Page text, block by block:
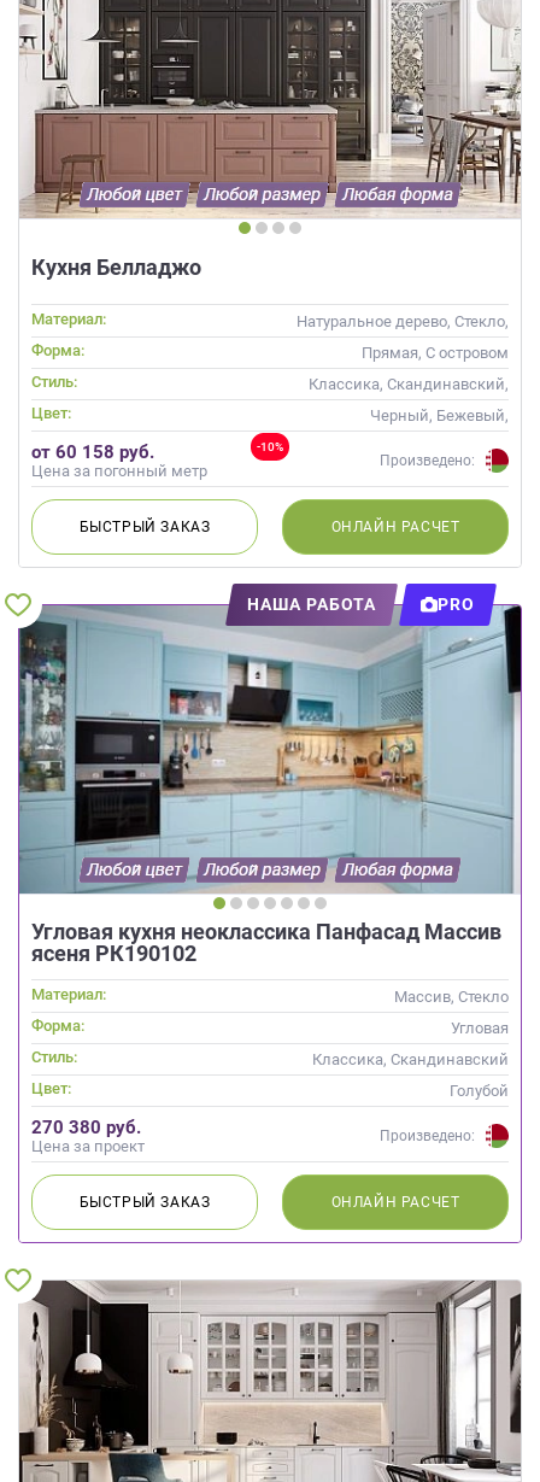
Кухня Белладжо
Материал:
Натуральное дерево, Стекло,
Массив
Форма:
Прямая, С островом
Стиль:
Классика, Скандинавский,
Неоклассика, Современные
Цвет:
Черный, Бежевый,
Коричневый, Капучино
-10%
от 60 158 руб.
Цена за погонный метр
Произведено:
БЫСТРЫЙЗАКАЗ ОНЛАЙН РАСЧЕТ
НАША РАБОТА PRO
Угловая кухня неоклассика Панфасад Массив
ясеня РК190102
Материал:
Массив, Стекло
Форма:
Угловая
Стиль:
Классика, Скандинавский
Цвет:
Голубой
270 380 руб.
Цена за проект
Произведено:
БЫСТРЫЙЗАКАЗ ОНЛАЙН РАСЧЕТ